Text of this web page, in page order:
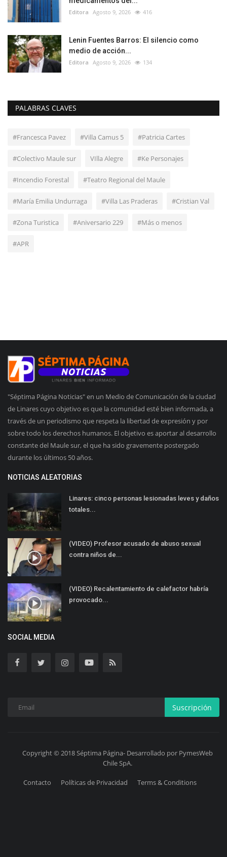
Editora Agosto 9, 2026 416
Lenin Fuentes Barros: El silencio como
medio de acción...
Editora Agosto 9, 2026 134
PALABRAS CLAVES
#Francesca Pavez #Villa Camus 5 #Patricia Cartes
#Colectivo Maule sur VIlla Alegre #Ke Personajes
#Incendio Forestal #Teatro Regional del Maule
#María Emilia Undurraga #Villa Las Praderas #Cristian Val
#Zona Turistica #Aniversario 229 #Más o menos
#APR
"Séptima Página Noticias" en un Medio de Comunicación de la ciudad
de Linares cuyo objetivo es que la comunidad esté bien informada, a
través de un periodismo que respeta la libertad de expresión y por
sobre todo los derechos humanos. El objetivo es aportar al desarrollo
constante del Maule sur, el que ha sido gravemente postergado
durante los últimos 50 años.
NOTICIAS ALEATORIAS
Linares: cinco personas lesionadas leves y daños
totales...
(VIDEO) Profesor acusado de abuso sexual
contra niños de...
(VIDEO) Recalentamiento de calefactor habría
provocado...
SOCIAL MEDIA
Suscripción
Copyright © 2018 Séptima Página- Desarrollado por PymesWeb
Chile SpA.
Contacto Políticas de Privacidad Terms & Conditions